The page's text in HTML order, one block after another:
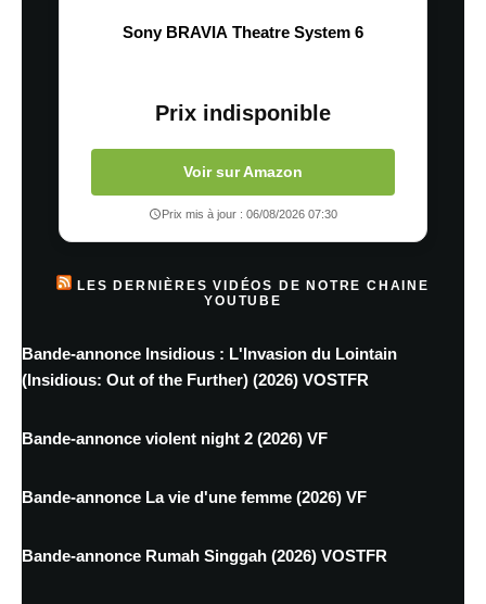
Sony BRAVIA Theatre System 6
Prix indisponible
Voir sur Amazon
Prix mis à jour : 06/08/2026 07:30
LES DERNIÈRES VIDÉOS DE NOTRE CHAINE
YOUTUBE
Bande-annonce Insidious : L'Invasion du Lointain
(Insidious: Out of the Further) (2026) VOSTFR
Bande-annonce violent night 2 (2026) VF
Bande-annonce La vie d'une femme (2026) VF
Bande-annonce Rumah Singgah (2026) VOSTFR